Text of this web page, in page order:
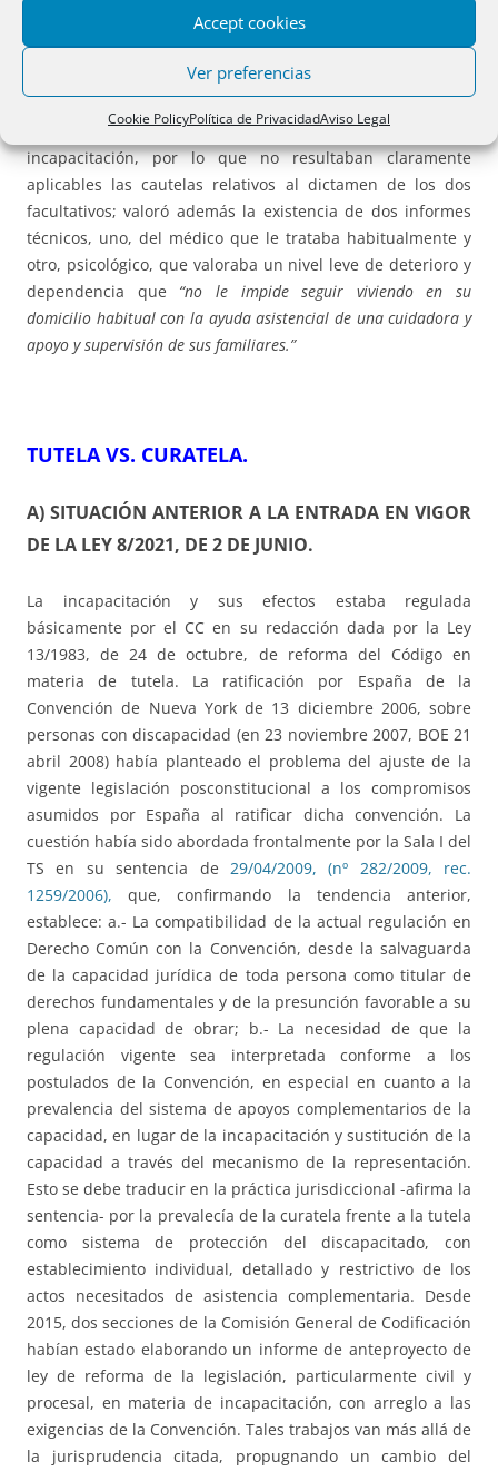
Accept cookies
Ver preferencias
Cookie PolicyPolítica de PrivacidadAviso Legal
declaran la nulidad del testamento por los mismos motivos
que respecto del otorgado con posterioridad. La casación
estima el recurso y declara la validez del testamento,
había auto de medidas provisionales pero no sentencia de
incapacitación, por lo que no resultaban claramente
aplicables las cautelas relativos al dictamen de los dos
facultativos; valoró además la existencia de dos informes
técnicos, uno, del médico que le trataba habitualmente y
otro, psicológico, que valoraba un nivel leve de deterioro y
dependencia que “no le impide seguir viviendo en su
domicilio habitual con la ayuda asistencial de una cuidadora y
apoyo y supervisión de sus familiares.”
TUTELA VS. CURATELA.
A) SITUACIÓN ANTERIOR A LA ENTRADA EN VIGOR
DE LA LEY 8/2021, DE 2 DE JUNIO.
La incapacitación y sus efectos estaba regulada
básicamente por el CC en su redacción dada por la Ley
13/1983, de 24 de octubre, de reforma del Código en
materia de tutela. La ratificación por España de la
Convención de Nueva York de 13 diciembre 2006, sobre
personas con discapacidad (en 23 noviembre 2007, BOE 21
abril 2008) había planteado el problema del ajuste de la
vigente legislación posconstitucional a los compromisos
asumidos por España al ratificar dicha convención. La
cuestión había sido abordada frontalmente por la Sala I del
TS en su sentencia de 29/04/2009, (nº 282/2009, rec.
1259/2006), que, confirmando la tendencia anterior,
establece: a.- La compatibilidad de la actual regulación en
Derecho Común con la Convención, desde la salvaguarda
de la capacidad jurídica de toda persona como titular de
derechos fundamentales y de la presunción favorable a su
plena capacidad de obrar; b.- La necesidad de que la
regulación vigente sea interpretada conforme a los
postulados de la Convención, en especial en cuanto a la
prevalencia del sistema de apoyos complementarios de la
capacidad, en lugar de la incapacitación y sustitución de la
capacidad a través del mecanismo de la representación.
Esto se debe traducir en la práctica jurisdiccional -afirma la
sentencia- por la prevalecía de la curatela frente a la tutela
como sistema de protección del discapacitado, con
establecimiento individual, detallado y restrictivo de los
actos necesitados de asistencia complementaria. Desde
2015, dos secciones de la Comisión General de Codificación
habían estado elaborando un informe de anteproyecto de
ley de reforma de la legislación, particularmente civil y
procesal, en materia de incapacitación, con arreglo a las
exigencias de la Convención. Tales trabajos van más allá de
la jurisprudencia citada, propugnando un cambio del